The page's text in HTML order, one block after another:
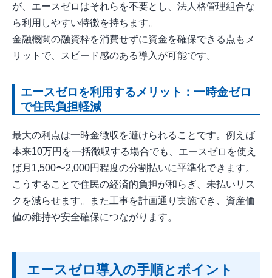
が、エースゼロはそれらを不要とし、法人格管理組合な
ら利用しやすい特徴を持ちます。
金融機関の融資枠を消費せずに資金を確保できる点もメ
リットで、スピード感のある導入が可能です。
エースゼロを利用するメリット：一時金ゼロ
で住民負担軽減
最大の利点は一時金徴収を避けられることです。例えば
本来10万円を一括徴収する場合でも、エースゼロを使え
ば月1,500〜2,000円程度の分割払いに平準化できます。
こうすることで住民の経済的負担が和らぎ、未払いリス
クを減らせます。また工事を計画通り実施でき、資産価
値の維持や安全確保につながります。
エースゼロ導入の手順とポイント